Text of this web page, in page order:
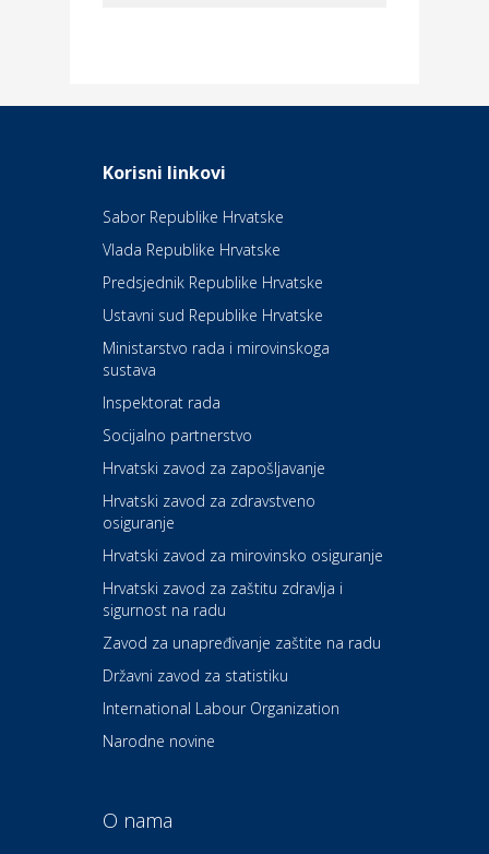
Daruvarske toplice – ljekovita
Kultura i edukacija
Kazalište Kerempuh
Kultura i edukacija
Kazalište ZKM
Auto-moto i tehnika
Zdravlje i osiguranje
Povoljnosti
Dental Sudar
Dom i dizajn
Euro-vrt – kosilice, motorne
Odmor
Korisni linkovi
Sabor Republike Hrvatske
Vlada Republike Hrvatske
Predsjednik Republike Hrvatske
Ustavni sud Republike Hrvatske
Ministarstvo rada i mirovinskoga
sustava
Inspektorat rada
Socijalno partnerstvo
Hrvatski zavod za zapošljavanje
Hrvatski zavod za zdravstveno
osiguranje
Hrvatski zavod za mirovinsko osiguranje
Hrvatski zavod za zaštitu zdravlja i
sigurnost na radu
Zavod za unapređivanje zaštite na radu
Državni zavod za statistiku
International Labour Organization
Narodne novine
O nama